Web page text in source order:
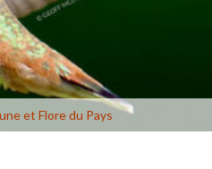
et Flore du Pays